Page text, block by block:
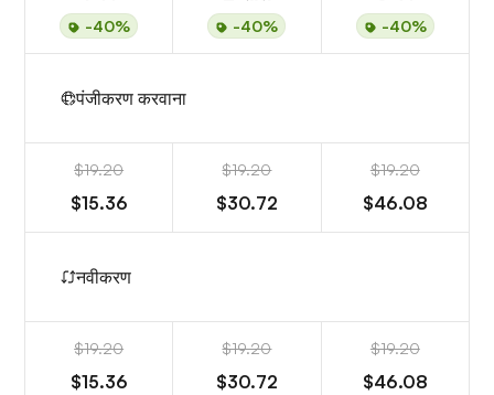
-40% -40% -40%
पंजीकरण करवाना
$19.20
$15.36
$19.20
$30.72
$19.20
$46.08
नवीकरण
$19.20
$15.36
$19.20
$30.72
$19.20
$46.08